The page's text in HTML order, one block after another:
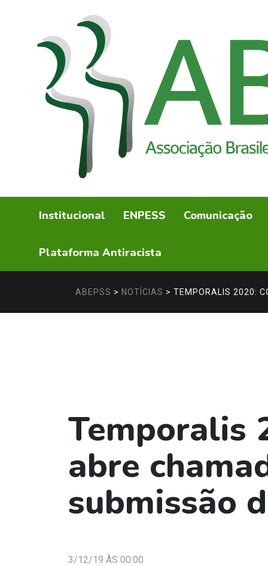
Institucional ENPESS Comunicação
Plataforma Antiracista
ABEPSS > NOTÍCIAS > TEMPORALIS 2020:
Temporalis
abre
submissão
3/12/19 ÀS 00:00